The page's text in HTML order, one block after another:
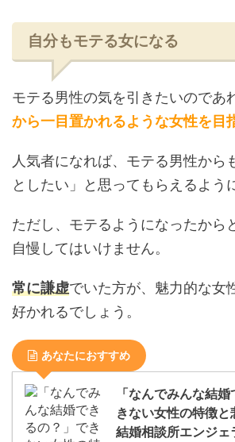
自分もモテる女になる
モテる男性の気を引きたいのであ
から一目置かれるような女性を目
人気者になれば、モテる男性から
としたい」と思ってもらえるよう
ただし、モテるようになったから
自慢してはいけません。
常に謙虚でいた方が、魅力的な女
好かれるでしょう。
あなたにおすすめ
「なんでみんな結
きない女性の特徴と
結婚相談所エンジェ